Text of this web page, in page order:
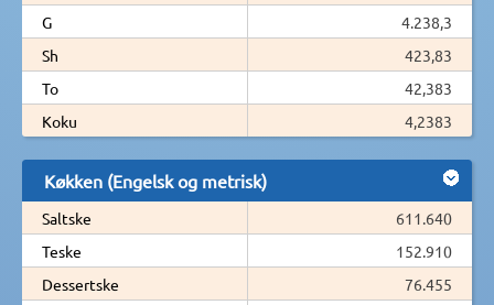
G
4.238,3
Sh
423,83
To
42,383
Koku
4,2383
Køkken (Engelsk og metrisk)
Saltske
611.640
Teske
152.910
Dessertske
76.455